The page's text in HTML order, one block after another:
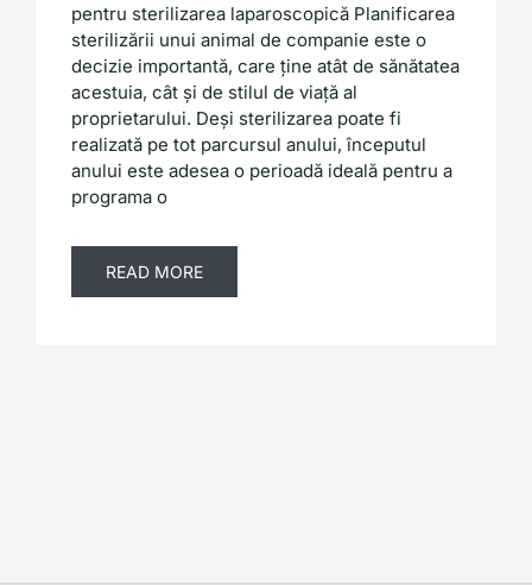
pentru sterilizarea laparoscopică Planificarea
sterilizării unui animal de companie este o
decizie importantă, care ține atât de sănătatea
acestuia, cât și de stilul de viață al
proprietarului. Deși sterilizarea poate fi
realizată pe tot parcursul anului, începutul
anului este adesea o perioadă ideală pentru a
programa o
READ MORE